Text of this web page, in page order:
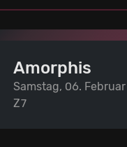
Amorphis
Samstag, 06.
Z7